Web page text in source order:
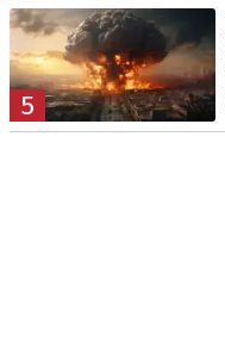
5